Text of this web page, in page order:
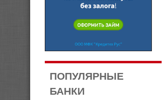
ПОПУЛЯРНЫЕ
БАНКИ